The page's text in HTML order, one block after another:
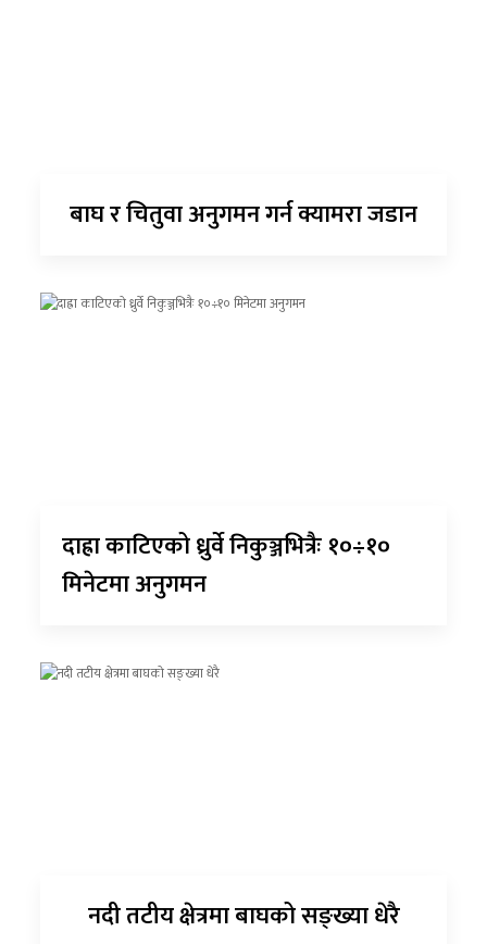
बाघ र चितुवा अनुगमन गर्न क्यामरा जडान
दाह्रा काटिएको ध्रुर्वे निकुञ्जभित्रैः १०÷१०
मिनेटमा अनुगमन
नदी तटीय क्षेत्रमा बाघको सङ्ख्या धेरै